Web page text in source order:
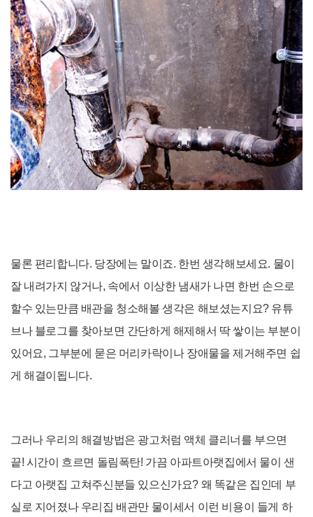
물론 편리합니다. 당장에는 말이죠. 한번 생각해보세요. 물이
잘 내려가지 않거나, 속에서 이상한 냄새가 나면 한번 손으로
할수 있는만큼 배관을 청소해볼 생각은 해보셨는지요? 유튜
브나 블로그를 찾아보면 간단하게 해제해서 딱 쌓이는 부분이
있어요, 그부분에 묻은 머리카락이나 장애물을 제거해주면 쉽
게 해결이됩니다.
그러나 우리의 해결방법은 광고처럼 액체 클리너를 부으면
끝! 시간이 흐르면 돌림폭탄! 가끔 아파트아랫집에서 물이 샌
다고 아랫집 고쳐주신분들 있으신가요? 왜 똑같은 집인데 부
실로 지어졌나 우리집 배관만 물이세서 이런 비용이 들게 하